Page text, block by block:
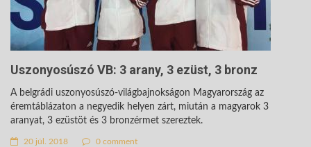
Uszonyosúszó VB: 3 arany, 3 ezüst, 3 bronz
A belgrádi uszonyosúszó-világbajnokságon Magyarország az
éremtáblázaton a negyedik helyen zárt, miután a magyarok 3
aranyat, 3 ezüstöt és 3 bronzérmet szereztek.
20 júl. 2018 0 comment